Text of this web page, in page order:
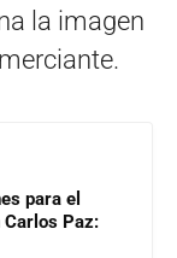
la imagen
para el
Carlos Paz: